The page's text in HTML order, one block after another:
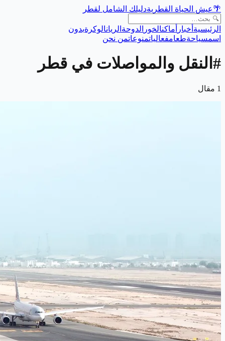
🌴عيش الحياة القطريةدليلك الشامل لقطر
الرئيسية أخبار أماكنالخور الدوحة الريانالوكرةبدون
اسمسياحةطعامفعالياتمنوعاتمن نحن
# النقل والمواصلات في قطر
1 مقال